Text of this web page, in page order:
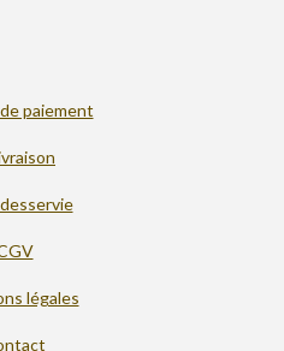
paiement
légales